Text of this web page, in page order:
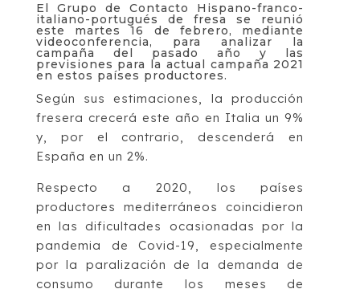
El Grupo de Contacto Hispano-franco-
italiano-portugués de fresa se reunió
este martes 16 de febrero, mediante
videoconferencia, para analizar la
campaña del pasado año y las
previsiones para la actual campaña 2021
en estos países productores.
Según sus estimaciones, la producción
fresera crecerá este año en Italia un 9%
y, por el contrario, descenderá en
España en un 2%.
Respecto a 2020, los países
productores mediterráneos coincidieron
en las dificultades ocasionadas por la
pandemia de Covid-19, especialmente
por la paralización de la demanda de
consumo durante los meses de